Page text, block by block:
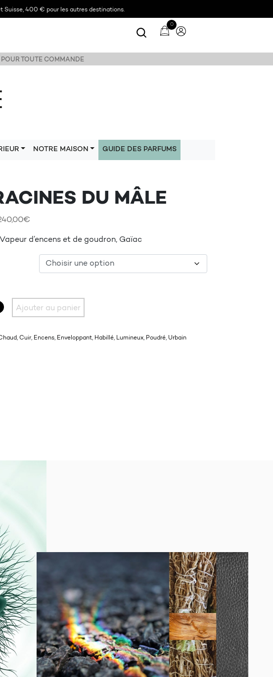
Suisse, 400 € pour les autres destinations.
0
TOUTE COMMANDE
NOTRE MAISON GUIDE DES PARFUMS
DU MÂLE
€
d’encens et de goudron, Gaïac
RACINES DU MÂLE
Ajouter au panier
, Cuir, Encens, Enveloppant, Habillé, Lumineux, Poudré, Urbain